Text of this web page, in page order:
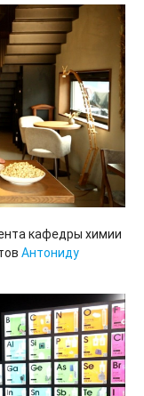
кафедры химии
Антониду